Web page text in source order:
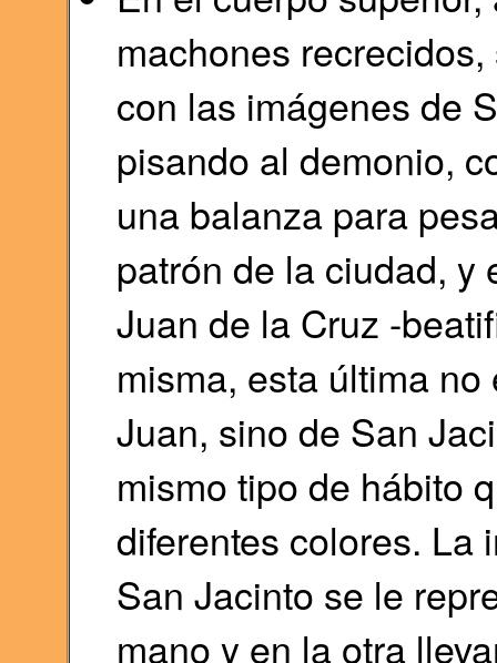
machones
con las imágenes de
pisando al demonio,
una balanza para
patrón de la ciudad, y
Juan de la Cruz -
misma, esta última
Juan, sino de San
mismo tipo de hábito
diferentes colores. La
San Jacinto se le
mano y en la otra